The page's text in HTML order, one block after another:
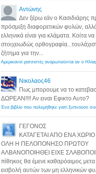
Αντώνης
Δεν ξέρω εάν ο Κασιδιάρης
πρόσμιξη διαφορετικών φυλών,
ελληνικά είναι για κλάματα. Κοίτα να
στοιχειωδώς
ζήτημα για την...
Νικολαος46
Πως μπορουμε να το
ΔΩΡΕΑΝ!!!! Αν ειναι Εφικτο Αυτο?
ΓΕΓΟΝΟΣ
ΚΑΤΑΓΕΤΑΙ ΑΠΟ ΕΝΑ
ΟΛΗ Η ΠΕΛΟΠΟΝΗΣΟ ΠΡΩΤΟΥ
ΑΛΒΑΝΟΠΟΙΗΘΕΙ ΕΙΧΕ
πίθηκος θα έμενε καθαρόαιμος
εισβολή αυτών των μη ελληνικών